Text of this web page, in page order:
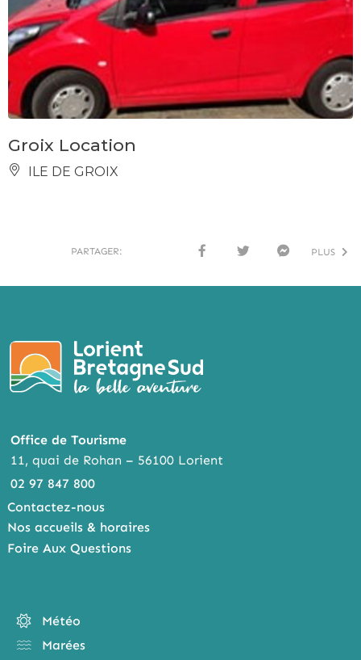
Groix Location
ILE DE GROIX
PARTAGER:
BOO
TTER
ENG
PLUS
Office de Tourisme
11, quai de Rohan – 56100 Lorient
02 97 847 800
Contactez-nous
Nos accueils & horaires
Foire Aux Questions
Météo
Marées